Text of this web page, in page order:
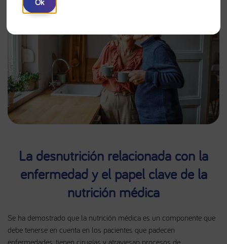
La desnutrición relacionada con la
enfermedad y el papel clave de la
nutrición médica
Se ha demostrado que la nutrición médica es un componente que
debe tenerse en cuenta en los pacientes que padecen
enfermedades, tienen cirugías y atraviesan procesos de
Ok